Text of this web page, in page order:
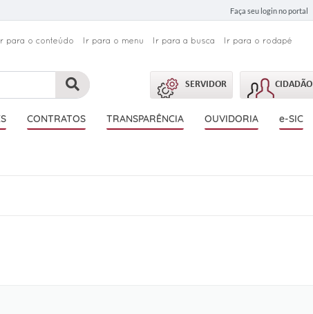
Faça seu login no portal
Ir para o conteúdo Ir para o menu Ir para a busca Ir para o rodapé
SERVIDOR CIDADÃO
CONTRATOS TRANSPARÊNCIA OUVIDORIA e-SIC